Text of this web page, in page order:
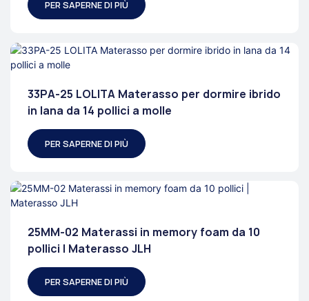
PER SAPERNE DI PIÙ
33PA-25 LOLITA Materasso per dormire ibrido
in lana da 14 pollici a molle
PER SAPERNE DI PIÙ
25MM-02 Materassi in memory foam da 10
pollici | Materasso JLH
PER SAPERNE DI PIÙ